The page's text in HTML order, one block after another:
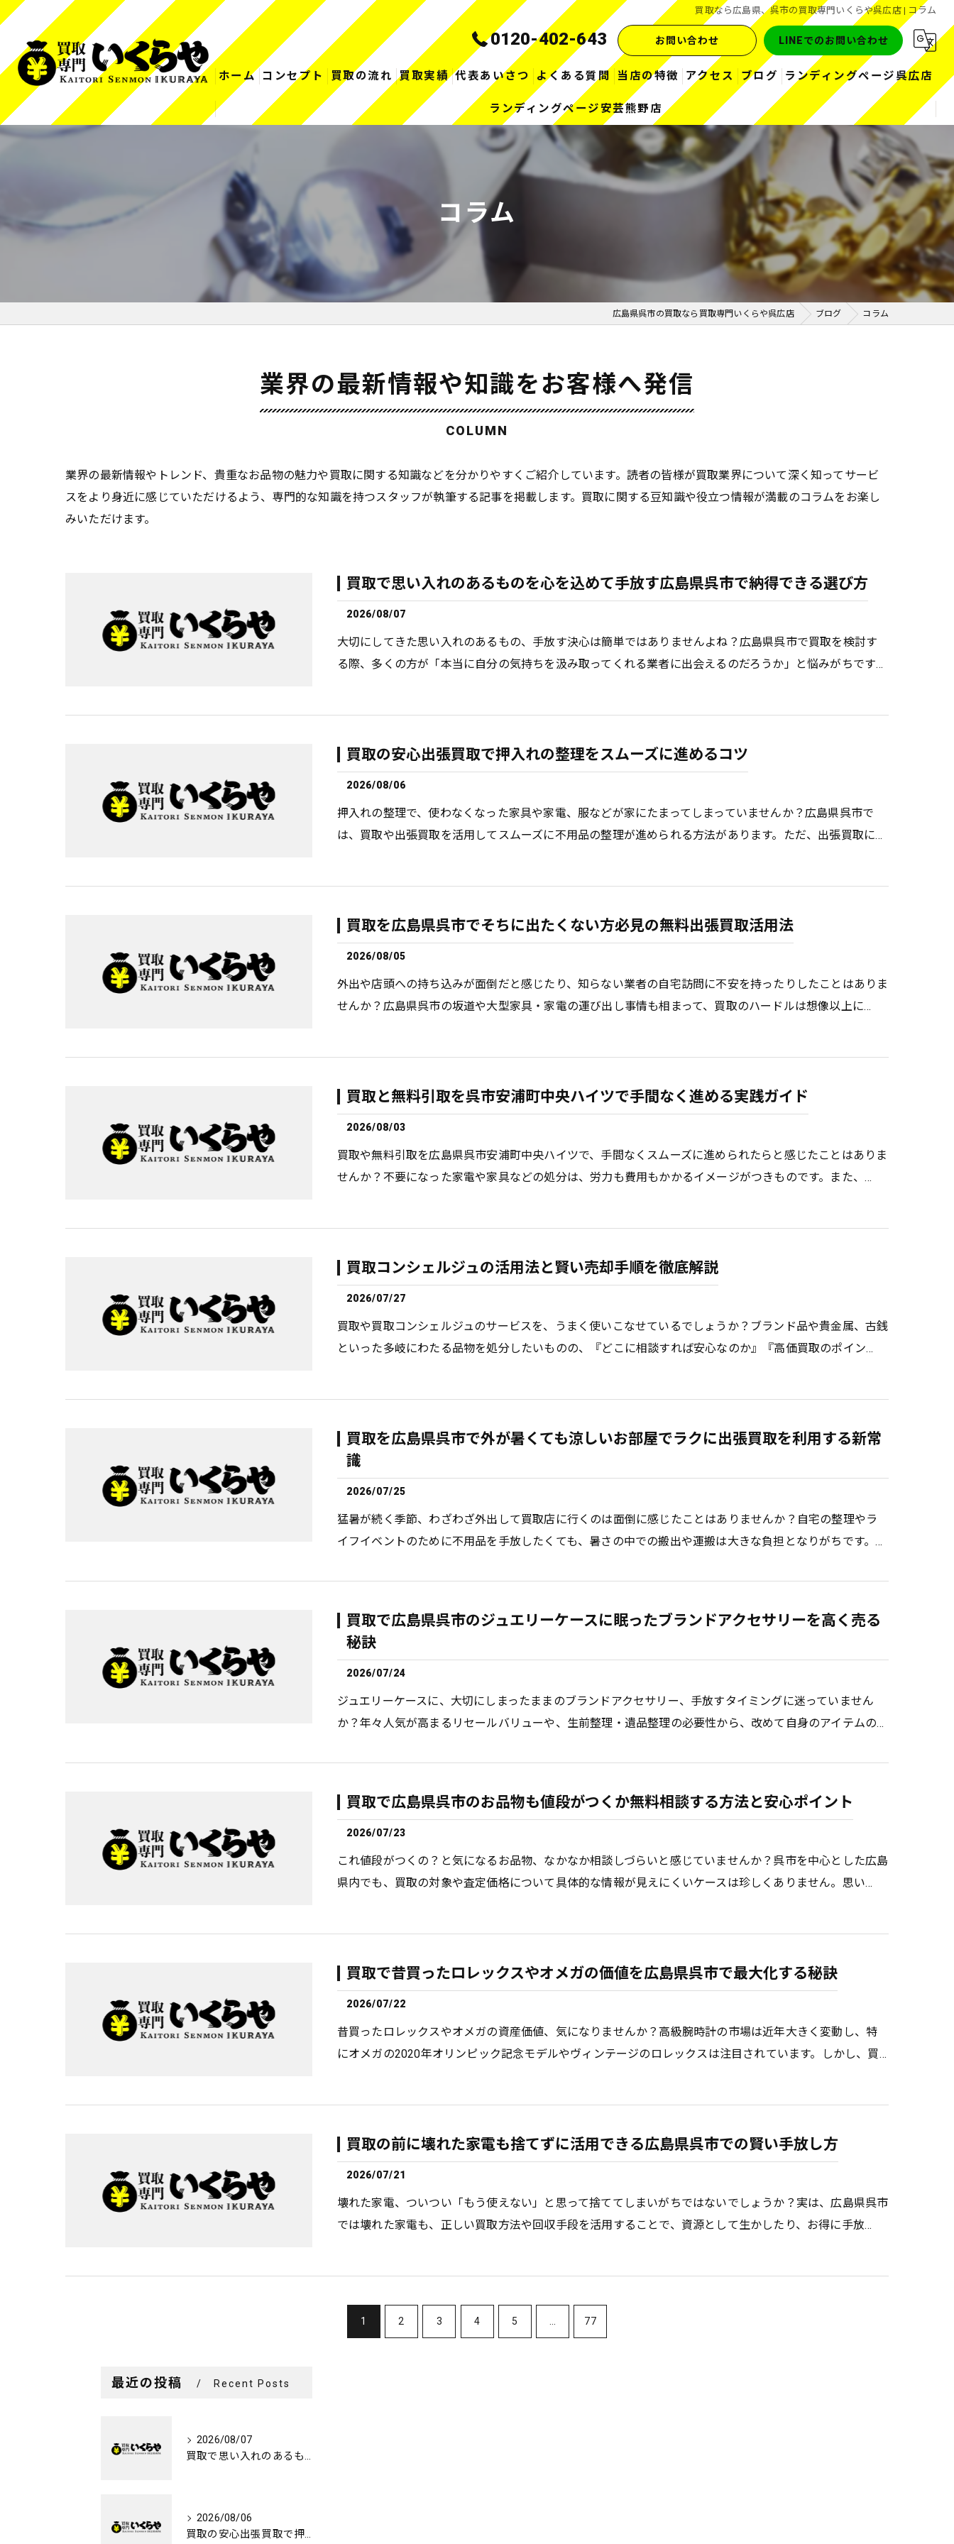
買取なら広島県、呉市の買取専門いくらや呉広店 | コラム
0120-402-643 お問い合わせ LINEでのお問い合わせ
ホーム コンセプト 買取の流れ 買取実績 代表あいさつ よくある質問 当店の特徴
金
お酒
ブランド
アクセス ブログ
コラム
ランディングページ呉広店
ランディングページ安芸熊野店
コラム
広島県呉市の買取なら買取専門いくらや呉広店 ブログ コラム
業界の最新情報や知識をお客様へ発信
COLUMN
業界の最新情報やトレンド、貴重なお品物の魅力や買取に関する知識などを分かりやすくご紹介しています。読者の皆様が買取業界について深く知ってサービ
スをより身近に感じていただけるよう、専門的な知識を持つスタッフが執筆する記事を掲載します。買取に関する豆知識や役立つ情報が満載のコラムをお楽し
みいただけます。
買取で思い入れのあるものを心を込めて手放す広島県呉市で納得できる選び方
2026/08/07
大切にしてきた思い入れのあるもの、手放す決心は簡単ではありませんよね？広島県呉市で買取を検討す
る際、多くの方が「本当に自分の気持ちを汲み取ってくれる業者に出会えるのだろうか」と悩みがちです…
買取の安心出張買取で押入れの整理をスムーズに進めるコツ
2026/08/06
押入れの整理で、使わなくなった家具や家電、服などが家にたまってしまっていませんか？広島県呉市で
は、買取や出張買取を活用してスムーズに不用品の整理が進められる方法があります。ただ、出張買取に…
買取を広島県呉市でそちに出たくない方必見の無料出張買取活用法
2026/08/05
外出や店頭への持ち込みが面倒だと感じたり、知らない業者の自宅訪問に不安を持ったりしたことはありま
せんか？広島県呉市の坂道や大型家具・家電の運び出し事情も相まって、買取のハードルは想像以上に…
買取と無料引取を呉市安浦町中央ハイツで手間なく進める実践ガイド
2026/08/03
買取や無料引取を広島県呉市安浦町中央ハイツで、手間なくスムーズに進められたらと感じたことはありま
せんか？不要になった家電や家具などの処分は、労力も費用もかかるイメージがつきものです。また、…
買取コンシェルジュの活用法と賢い売却手順を徹底解説
2026/07/27
買取や買取コンシェルジュのサービスを、うまく使いこなせているでしょうか？ブランド品や貴金属、古銭
といった多岐にわたる品物を処分したいものの、『どこに相談すれば安心なのか』『高価買取のポイン…
買取を広島県呉市で外が暑くても涼しいお部屋でラクに出張買取を利用する新常
識
2026/07/25
猛暑が続く季節、わざわざ外出して買取店に行くのは面倒に感じたことはありませんか？自宅の整理やラ
イフイベントのために不用品を手放したくても、暑さの中での搬出や運搬は大きな負担となりがちです。…
買取で広島県呉市のジュエリーケースに眠ったブランドアクセサリーを高く売る
秘訣
2026/07/24
ジュエリーケースに、大切にしまったままのブランドアクセサリー、手放すタイミングに迷っていません
か？年々人気が高まるリセールバリューや、生前整理・遺品整理の必要性から、改めて自身のアイテムの…
買取で広島県呉市のお品物も値段がつくか無料相談する方法と安心ポイント
2026/07/23
これ値段がつくの？と気になるお品物、なかなか相談しづらいと感じていませんか？呉市を中心とした広島
県内でも、買取の対象や査定価格について具体的な情報が見えにくいケースは珍しくありません。思い…
買取で昔買ったロレックスやオメガの価値を広島県呉市で最大化する秘訣
2026/07/22
昔買ったロレックスやオメガの資産価値、気になりませんか？高級腕時計の市場は近年大きく変動し、特
にオメガの2020年オリンピック記念モデルやヴィンテージのロレックスは注目されています。しかし、買…
買取の前に壊れた家電も捨てずに活用できる広島県呉市での賢い手放し方
2026/07/21
壊れた家電、ついつい「もう使えない」と思って捨ててしまいがちではないでしょうか？実は、広島県呉市
では壊れた家電も、正しい買取方法や回収手段を活用することで、資源として生かしたり、お得に手放…
1 2 3 4 5 77
最近の投稿 Recent Posts
2026/08/07
買取で思い入れのあるものを心を込めて手放す広島県呉市で納得できる選び方
2026/08/06
買取の安心出張買取で押入れの整理をスムーズに進めるコツ